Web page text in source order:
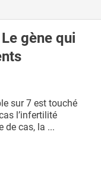
gène qui
sur 7 est touché
l’infertilité
de cas, la ...